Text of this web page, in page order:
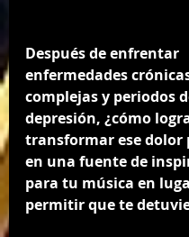
Después de enfrentar
enfermedades
complejas y periodos
depresión, ¿cómo
transformar ese dolor
en una fuente de
para tu música en
permitir que te